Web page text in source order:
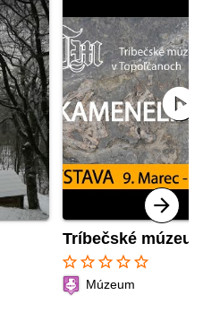
play_circle
Tríbečské
star_border star_border star_border star_border star_border
Múzeum